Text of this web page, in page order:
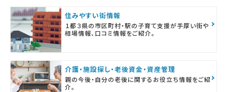
住みやすい街情報
１都３県の市区町村・駅の子育て支援が手厚い街や
相場情報、口コミ情報をご紹介。
介護・施設探し・老後資金・資産管理
親の今後・自分の老後に関するお役立ち情報をご紹
介。